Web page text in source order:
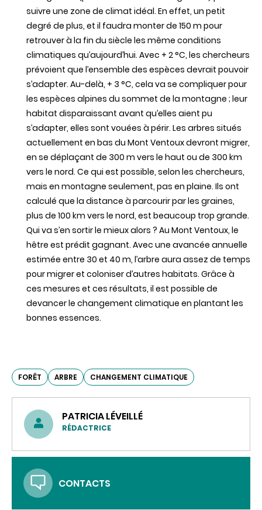
suivre une zone de climat idéal. En effet, un petit
degré de plus, et il faudra monter de 150 m pour
retrouver à la fin du siècle les même conditions
climatiques qu’aujourd’hui. Avec + 2 °C, les chercheurs
prévoient que l’ensemble des espèces devrait pouvoir
s’adapter. Au-delà, + 3 °C, cela va se compliquer pour
les espèces alpines du sommet de la montagne ; leur
habitat disparaissant avant qu’elles aient pu
s’adapter, elles sont vouées à périr. Les arbres situés
actuellement en bas du Mont Ventoux devront migrer,
en se déplaçant de 300 m vers le haut ou de 300 km
vers le nord. Ce qui est possible, selon les chercheurs,
mais en montagne seulement, pas en plaine. Ils ont
calculé que la distance à parcourir par les graines,
plus de 100 km vers le nord, est beaucoup trop grande.
Qui va s’en sortir le mieux alors ? Au Mont Ventoux, le
hêtre est prédit gagnant. Avec une avancée annuelle
estimée entre 30 et 40 m, l’arbre aura assez de temps
pour migrer et coloniser d’autres habitats. Grâce à
ces mesures et ces résultats, il est possible de
devancer le changement climatique en plantant les
bonnes essences.
FORÊT ARBRE CHANGEMENT CLIMATIQUE
PATRICIA LÉVEILLÉ
RÉDACTRICE
CONTACTS